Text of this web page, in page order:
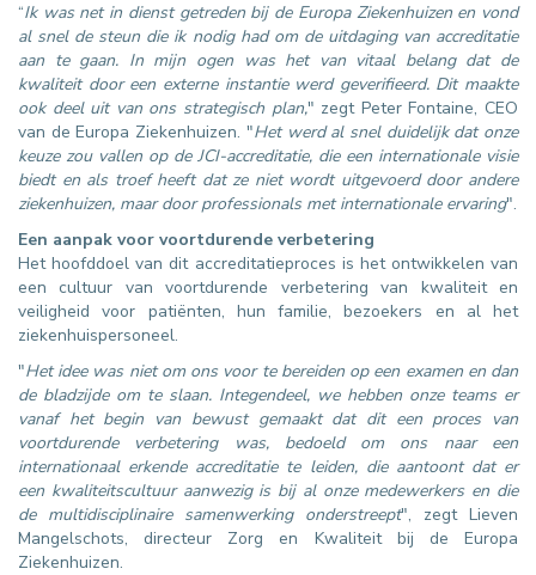
“Ik was net in dienst getreden bij de Europa Ziekenhuizen en vond
al snel de steun die ik nodig had om de uitdaging van accreditatie
aan te gaan. In mijn ogen was het van vitaal belang dat de
kwaliteit door een externe instantie werd geverifieerd. Dit maakte
ook deel uit van ons strategisch plan," zegt Peter Fontaine, CEO
van de Europa Ziekenhuizen. "Het werd al snel duidelijk dat onze
keuze zou vallen op de JCI-accreditatie, die een internationale visie
biedt en als troef heeft dat ze niet wordt uitgevoerd door andere
ziekenhuizen, maar door professionals met internationale ervaring".
Een aanpak voor voortdurende verbetering
Het hoofddoel van dit accreditatieproces is het ontwikkelen van
een cultuur van voortdurende verbetering van kwaliteit en
veiligheid voor patiënten, hun familie, bezoekers en al het
ziekenhuispersoneel.
"Het idee was niet om ons voor te bereiden op een examen en dan
de bladzijde om te slaan. Integendeel, we hebben onze teams er
vanaf het begin van bewust gemaakt dat dit een proces van
voortdurende verbetering was, bedoeld om ons naar een
internationaal erkende accreditatie te leiden, die aantoont dat er
een kwaliteitscultuur aanwezig is bij al onze medewerkers en die
de multidisciplinaire samenwerking onderstreept", zegt Lieven
Mangelschots, directeur Zorg en Kwaliteit bij de Europa
Ziekenhuizen.